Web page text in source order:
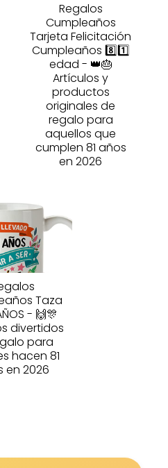
Regalos
Cumpleaños
Tarjeta Felicitación
Cumpleaños 8️⃣1️⃣
edad - 👑🎂
Artículos y
productos
originales de
regalo para
aquellos que
cumplen 81 años
en 2026
Taza
- 🙌🎊
divertidos
para
hacen 81
en 2026